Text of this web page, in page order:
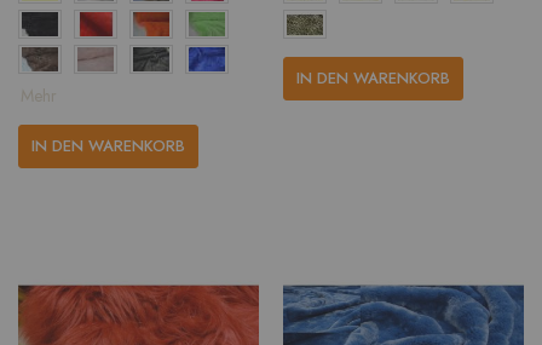
Mehr
IN DEN WARENKORB
IN DEN WARENKORB